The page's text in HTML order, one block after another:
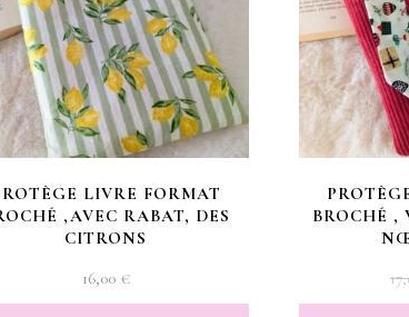
LIVRE FORMAT
,AVEC RABAT, DES
CITRONS
16,00 €
BROCHÉ ,